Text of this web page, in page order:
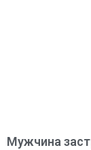
Мужчина